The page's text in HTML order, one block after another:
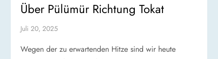
Über Pülümür Richtung Tokat
Juli 20, 2025
Wegen der zu erwartenden Hitze sind wir heute